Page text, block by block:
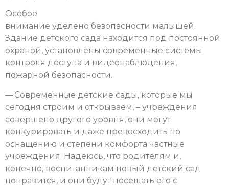
Особое
внимание уделено безопасности малышей.
Здание детского сада находится под постоянной
охраной, установлены современные системы
контроля доступа и видеонаблюдения,
пожарной безопасности.
— Современные детские сады, которые мы
сегодня строим и открываем, – учреждения
совершено другого уровня, они могут
конкурировать и даже превосходить по
оснащению и степени комфорта частные
учреждения. Надеюсь, что родителям и,
конечно, воспитанникам новый детский сад
понравится, и они будут посещать его с